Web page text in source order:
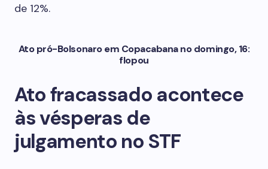
de 12%.
Ato pró-Bolsonaro em Copacabana no domingo, 16:
flopou
Ato fracassado acontece
às vésperas de
julgamento no STF